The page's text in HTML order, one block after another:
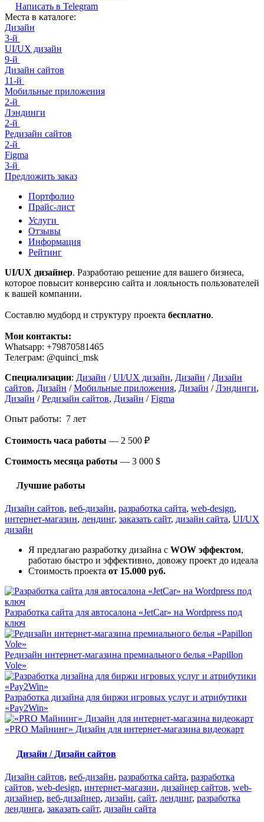
Написать в Telegram
Места в каталоге:
Дизайн
3-й
UI/UX дизайн
9-й
Дизайн сайтов
11-й
Мобильные приложения
2-й
Лэндинги
2-й
Редизайн сайтов
2-й
Figma
3-й
Предложить заказ
Портфолио
Прайс-лист
Услуги
Отзывы
Информация
Рейтинг
UI/UX дизайнер. Разработаю решение для вашего бизнеса,
которое повысит конверсию сайта и лояльность пользователей
к вашей компании.
Составлю мудборд и структуру проекта бесплатно.
Мои контакты:
Whatsapp: +79870581465
Телеграм: @quinci_msk
Специализации: Дизайн /UI/UX дизайн, Дизайн / Дизайн
сайтов, Дизайн /Мобильные приложения, Дизайн /Лэндинги,
Дизайн /Редизайн сайтов, Дизайн /Figma
Опыт работы: 7 лет
Стоимость часа работы — 2 500 ₽
Стоимость месяца работы — 3 000 $
Лучшие работы
Дизайн сайтов, веб-дизайн, разработка сайта, web-design,
интернет-магазин, лендинг, заказать сайт, дизайн сайта, UI/UX
дизайн
Я предлагаю разработку дизайна с WOW эффектом,
работаю быстро и эффективно, довожу проект до идеала
Стоимость проекта от 15.000 руб.
Разработка сайта для автосалона «JetCar» на Wordpress под
ключ
Редизайн интернет-магазина премиального белья «Papillon
Vole»
Разработка дизайна для биржи игровых услуг и атрибутики
«Pay2Win»
«PRO Майнинг» Дизайн для интернет-магазина видеокарт
Дизайн / Дизайн сайтов
Дизайн сайтов, веб-дизайн, разработка сайта, разработка
сайтов, web-design, интернет-магазин, дизайнер сайтов, web-
дизайнер, веб-дизайнер, дизайн, сайт, лендинг, разработка
лендинга, заказать сайт, дизайн сайта